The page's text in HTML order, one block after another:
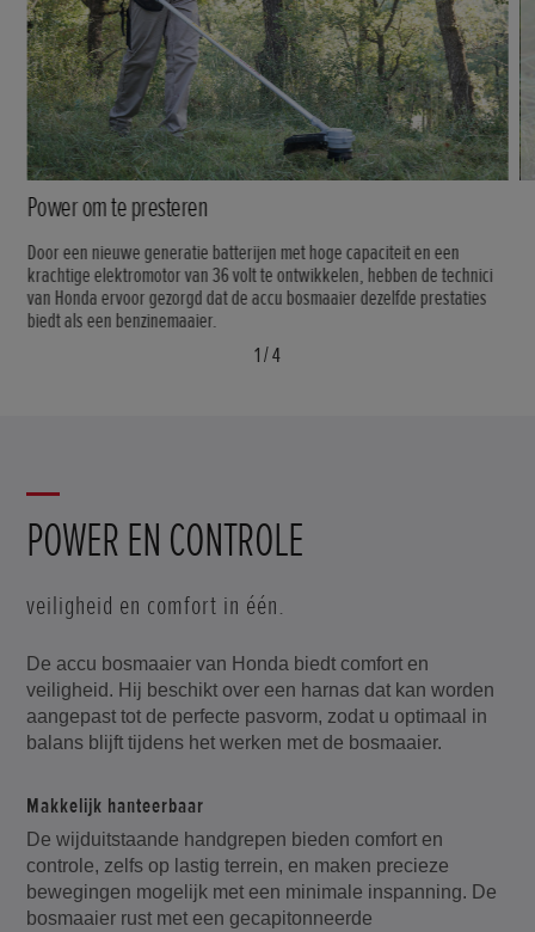
Power om te presteren
Door een nieuwe generatie batterijen met hoge capaciteit en een
krachtige elektromotor van 36 volt te ontwikkelen, hebben de technici
van Honda ervoor gezorgd dat de accu bosmaaier dezelfde prestaties
biedt als een benzinemaaier.
1/4
POWER EN CONTROLE
veiligheid en comfort in één.
De accu bosmaaier van Honda biedt comfort en
veiligheid. Hij beschikt over een harnas dat kan worden
aangepast tot de perfecte pasvorm, zodat u optimaal in
balans blijft tijdens het werken met de bosmaaier.
Makkelijk hanteerbaar
De wijduitstaande handgrepen bieden comfort en
controle, zelfs op lastig terrein, en maken precieze
bewegingen mogelijk met een minimale inspanning. De
bosmaaier rust met een gecapitonneerde